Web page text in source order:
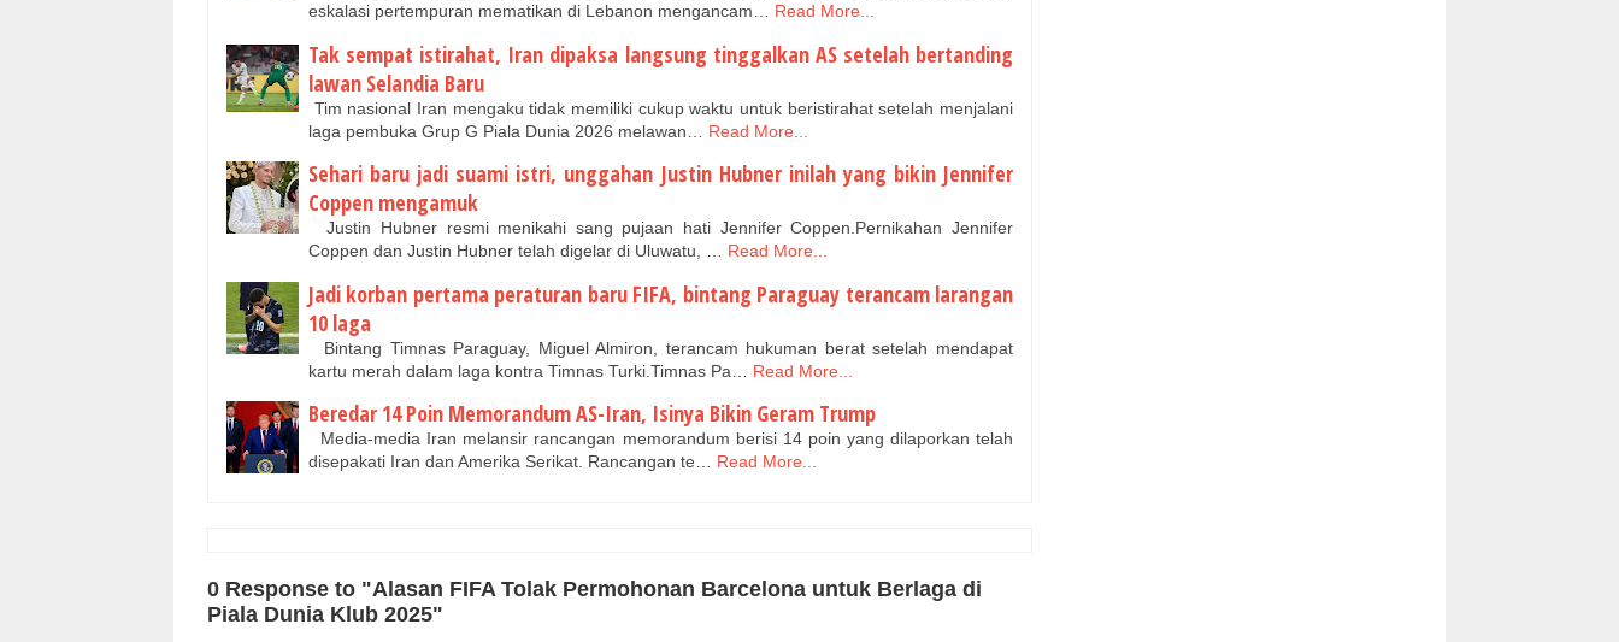
eskalasi pertempuran mematikan di Lebanon mengancam…
Read More...
Tak sempat istirahat, Iran dipaksa langsung tinggalkan AS setelah bertanding
lawan Selandia Baru
Tim nasional Iran mengaku tidak memiliki cukup waktu untuk beristirahat setelah menjalani
laga pembuka Grup G Piala Dunia 2026 melawan…
Read More...
Sehari baru jadi suami istri, unggahan Justin Hubner inilah yang bikin Jennifer
Coppen mengamuk
Justin Hubner resmi menikahi sang pujaan hati Jennifer Coppen.Pernikahan Jennifer
Coppen dan Justin Hubner telah digelar di Uluwatu, …
Read More...
Jadi korban pertama peraturan baru FIFA, bintang Paraguay terancam larangan
10 laga
Bintang Timnas Paraguay, Miguel Almiron, terancam hukuman berat setelah mendapat
kartu merah dalam laga kontra Timnas Turki.Timnas Pa…
Read More...
Beredar 14 Poin Memorandum AS-Iran, Isinya Bikin Geram Trump
Media-media Iran melansir rancangan memorandum berisi 14 poin yang dilaporkan telah
disepakati Iran dan Amerika Serikat. Rancangan te…
Read More...
0 Response to "Alasan FIFA Tolak Permohonan Barcelona untuk Berlaga di
Piala Dunia Klub 2025"